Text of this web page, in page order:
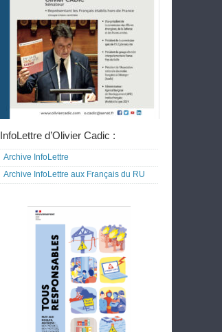
InfoLettre d’Olivier Cadic :
Archive InfoLettre
Archive InfoLettre aux Français du RU